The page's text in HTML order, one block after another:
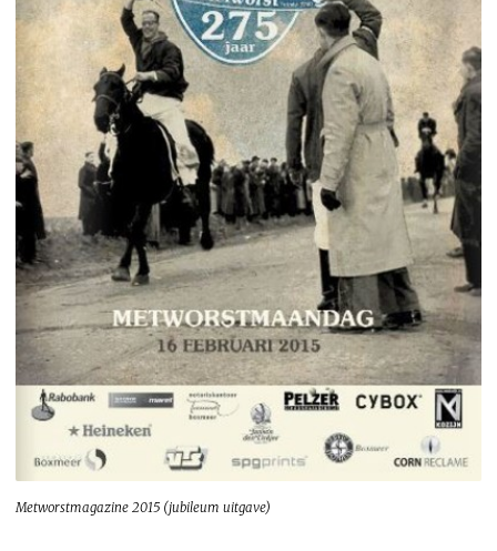
Metworstmagazine 2015 (jubileum uitgave)